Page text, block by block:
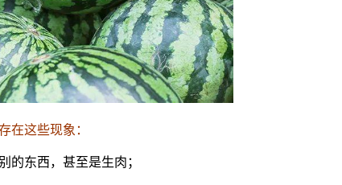
在这些现象：
东西，甚至是生肉；